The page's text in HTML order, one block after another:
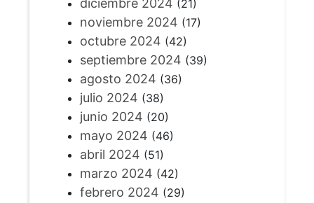
diciembre 2024 (21)
noviembre 2024 (17)
octubre 2024 (42)
septiembre 2024 (39)
agosto 2024 (36)
julio 2024 (38)
junio 2024 (20)
mayo 2024 (46)
abril 2024 (51)
marzo 2024 (42)
febrero 2024 (29)